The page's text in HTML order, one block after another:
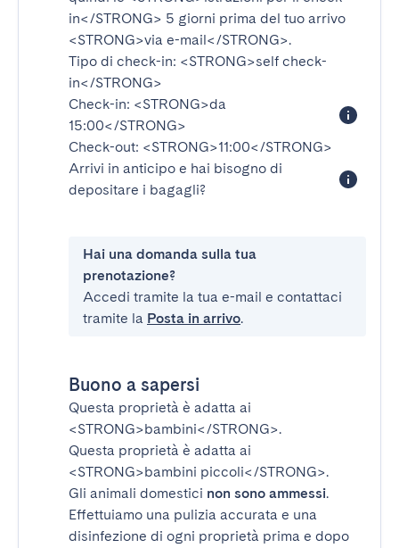
in</STRONG> 5 giorni prima del tuo arrivo
<STRONG>via e-mail</STRONG>.
Tipo di check-in: <STRONG>self check-
in</STRONG>
Check-in: <STRONG>da
15:00</STRONG>
Check-out: <STRONG>11:00</STRONG>
Arrivi in anticipo e hai bisogno di
depositare i bagagli?
Hai una domanda sulla tua
prenotazione?
Accedi tramite la tua e-mail e contattaci
tramite la Posta in arrivo.
Buono a sapersi
Questa proprietà è adatta ai
<STRONG>bambini</STRONG>.
Questa proprietà è adatta ai
<STRONG>bambini piccoli</STRONG>.
Gli animali domestici non sono ammessi.
Effettuiamo una pulizia accurata e una
disinfezione di ogni proprietà prima e dopo